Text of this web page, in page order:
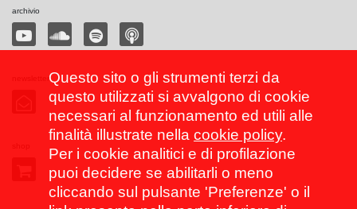
archivio
Questo sito o gli strumenti terzi da
questo utilizzati si avvalgono di cookie
necessari al funzionamento ed utili alle
finalità illustrate nella cookie policy.
Per i cookie analitici e di profilazione
puoi decidere se abilitarli o meno
cliccando sul pulsante 'Preferenze' o il